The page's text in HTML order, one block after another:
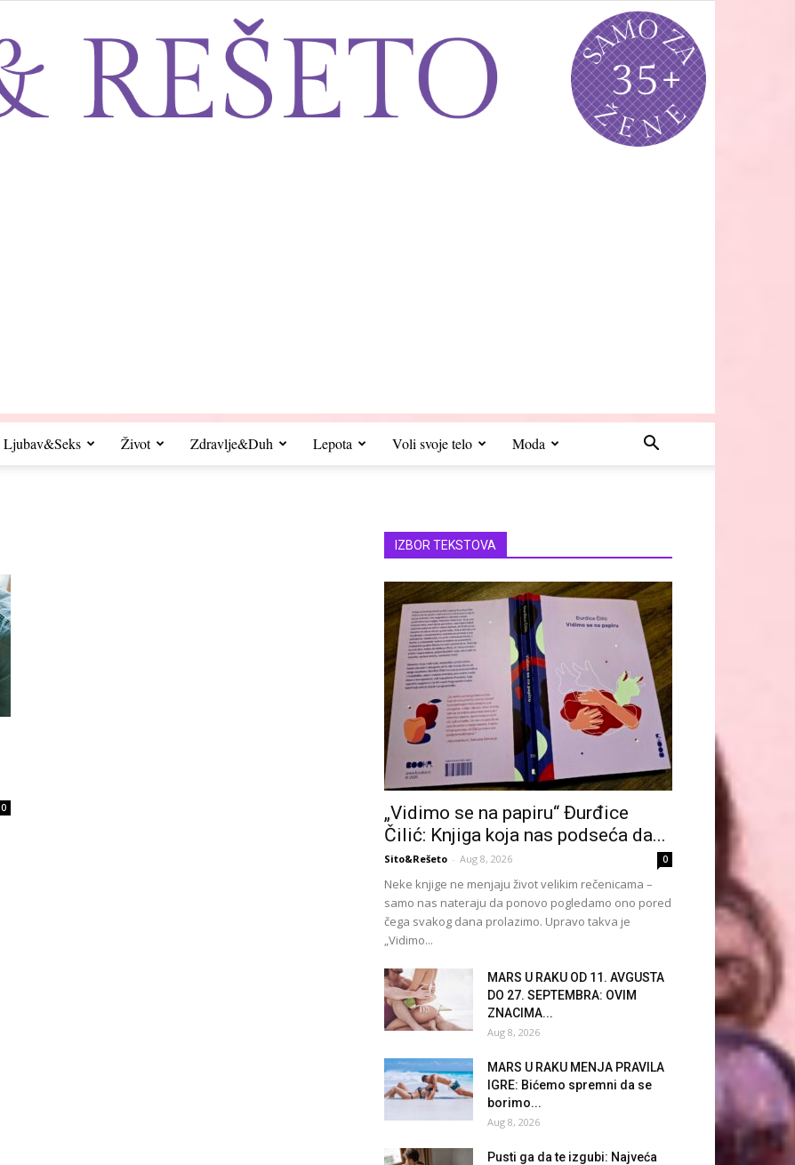
Ljubav&Seks Život Zdravlje&Duh Lepota Voli svoje telo Moda
0
IZBOR TEKSTOVA
„Vidimo se na papiru“ Đurđice
Čilić: Knjiga koja nas podseća da...
Sito&Rešeto - Aug 8, 2026 0
Neke knjige ne menjaju život velikim rečenicama –
samo nas nateraju da ponovo pogledamo ono pored
čega svakog dana prolazimo. Upravo takva je
„Vidimo...
MARS U RAKU OD 11. AVGUSTA
DO 27. SEPTEMBRA: OVIM
ZNACIMA...
Aug 8, 2026
MARS U RAKU MENJA PRAVILA
IGRE: Bićemo spremni da se
borimo...
Aug 8, 2026
Pusti ga da te izgubi: Najveća